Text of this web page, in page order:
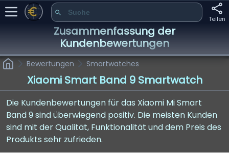
Teilen
Zusammenfassung der
Kundenbewertungen
Bewertungen Smartwatches
Xiaomi Smart Band 9 Smartwatch
Die Kundenbewertungen für das Xiaomi Mi Smart
Band 9 sind überwiegend positiv. Die meisten Kunden
sind mit der Qualität, Funktionalität und dem Preis des
Produkts sehr zufrieden.